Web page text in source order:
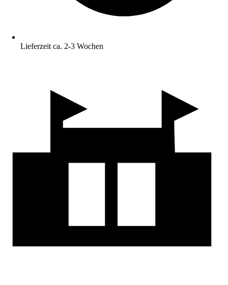
Lieferzeit ca. 2-3 Wochen